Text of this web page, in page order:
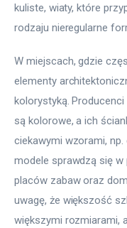
kuliste, wiaty, które
rodzaju nieregularne
W miejscach, gdzie
elementy
kolorystyką.
są kolorowe, a ich
ciekawymi wzorami, np.
modele sprawdzą się w
placów zabaw oraz
uwagę, że większość
większymi rozmiarami,